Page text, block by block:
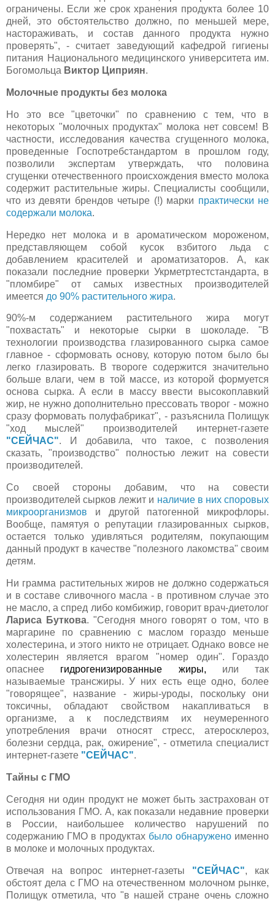
ограничены. Если же срок хранения продукта более 10
дней, это обстоятельство должно, по меньшей мере,
настораживать, и состав данного продукта нужно
проверять", - считает заведующий кафедрой гигиены
питания Национального медицинского университета им.
Богомольца Виктор Циприян.
Молочные продукты без молока
Но это все "цветочки" по сравнению с тем, что в
некоторых "молочных продуктах" молока нет совсем! В
частности, исследования качества сгущенного молока,
проведенные Госпотребстандартом в прошлом году,
позволили экспертам утверждать, что половина
сгущенки отечественного происхождения вместо молока
содержит растительные жиры. Специалисты сообщили,
что из девяти брендов четыре (!) марки практически не
содержали молока.
Нередко нет молока и в ароматическом мороженом,
представляющем собой кусок взбитого льда с
добавлением красителей и ароматизаторов. А, как
показали последние проверки Укрметртестстандарта, в
"пломбире" от самых известных производителей
имеется до 90% растительного жира.
90%-м содержанием растительного жира могут
"похвастать" и некоторые сырки в шоколаде. "В
технологии производства глазированного сырка самое
главное - сформовать основу, которую потом было бы
легко глазировать. В твороге содержится значительно
больше влаги, чем в той массе, из которой формуется
основа сырка. А если в массу ввести высокоплавкий
жир, не нужно дополнительно прессовать творог - можно
сразу формовать полуфабрикат", - разъяснила Полищук
"ход мыслей" производителей интернет-газете
"СЕЙЧАС". И добавила, что такое, с позволения
сказать, "производство" полностью лежит на совести
производителей.
Со своей стороны добавим, что на совести
производителей сырков лежит и наличие в них споровых
микроорганизмов и другой патогенной микрофлоры.
Вообще, памятуя о репутации глазированных сырков,
остается только удивляться родителям, покупающим
данный продукт в качестве "полезного лакомства" своим
детям.
Ни грамма растительных жиров не должно содержаться
и в составе сливочного масла - в противном случае это
не масло, а спред либо комбижир, говорит врач-диетолог
Лариса Буткова. "Сегодня много говорят о том, что в
маргарине по сравнению с маслом гораздо меньше
холестерина, и этого никто не отрицает. Однако вовсе не
холестерин является врагом "номер один". Гораздо
опаснее гидрогенизированные жиры, или так
называемые трансжиры. У них есть еще одно, более
"говорящее", название - жиры-уроды, поскольку они
токсичны, обладают свойством накапливаться в
организме, а к последствиям их неумеренного
употребления врачи относят стресс, атеросклероз,
болезни сердца, рак, ожирение", - отметила специалист
интернет-газете "СЕЙЧАС".
Тайны с ГМО
Сегодня ни один продукт не может быть застрахован от
использования ГМО. А, как показали недавние проверки
в России, наибольшее количество нарушений по
содержанию ГМО в продуктах было обнаружено именно
в молоке и молочных продуктах.
Отвечая на вопрос интернет-газеты "СЕЙЧАС", как
обстоят дела с ГМО на отечественном молочном рынке,
Полищук отметила, что "в нашей стране очень сложно